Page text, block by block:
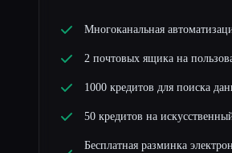
Многоканальная
2 почтовых ящика на
1000 кредитов для поиска
50 кредитов на
Бесплатная разминка